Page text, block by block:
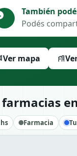
También
Podés
Ver mapa
Farmacia